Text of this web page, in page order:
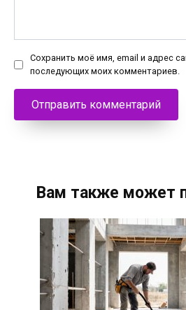
Сохранить моё имя, email и адрес
последующих моих комментариев.
Вам также может